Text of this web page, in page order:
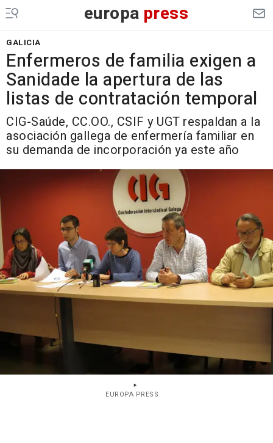
europa press
GALICIA
Enfermeros de familia exigen a
Sanidade la apertura de las
listas de contratación temporal
CIG-Saúde, CC.OO., CSIF y UGT respaldan a la
asociación gallega de enfermería familiar en
su demanda de incorporación ya este año
EUROPA PRESS